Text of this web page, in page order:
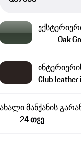
Oak
Club leather
ახალი მანქანის
24 თვე